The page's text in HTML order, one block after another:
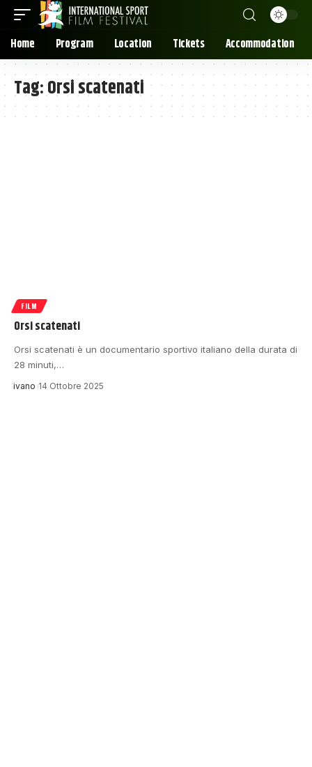
Home Program Location Tickets Accommodation
Tag:Orsi scatenati
FILM
Orsi scatenati
Orsi scatenati è un documentario sportivo italiano della durata di
28 minuti,…
ivano 14 Ottobre 2025